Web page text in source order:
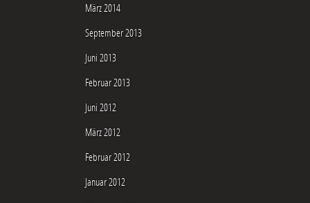
März 2014
September 2013
Juni 2013
Februar 2013
Juni 2012
März 2012
Februar 2012
Januar 2012